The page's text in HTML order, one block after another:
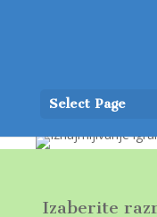
Select Page
Izaberite